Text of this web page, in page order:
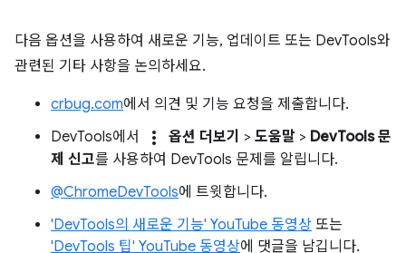
다음 옵션을 사용하여 새로운 기능, 업데이트 또는 DevTools와
관련된 기타 사항을 논의하세요.
crbug.com에서 의견 및 기능 요청을 제출합니다.
DevTools에서
more_vert 옵션 더보기 > 도움말 > DevTools 문
제 신고를 사용하여 DevTools 문제를 알립니다.
@ChromeDevTools에 트윗합니다.
'DevTools의 새로운 기능' YouTube 동영상 또는
'DevTools 팁' YouTube 동영상에 댓글을 남깁니다.